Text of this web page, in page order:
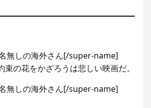
無しの海外さん[/super-name]
束の花をかざろうは悲しい映画だ。
無しの海外さん[/super-name]